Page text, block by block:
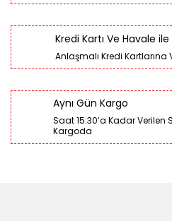
Kredi Kartı Ve Havale
Anlaşmalı Kredi Kartlarına
Aynı Gün Kargo
Saat 15:30’a Kadar Verilen
Kargoda